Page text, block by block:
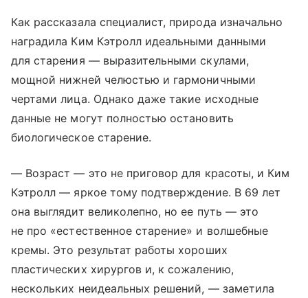
Как рассказала специалист, природа изначально
наградила Ким Кэтролл идеальными данными
для старения — выразительными скулами,
мощной нижней челюстью и гармоничными
чертами лица. Однако даже такие исходные
данные не могут полностью остановить
биологическое старение.
— Возраст — это не приговор для красоты, и Ким
Кэтролл — яркое тому подтверждение. В 69 лет
она выглядит великолепно, но ее путь — это
не про «естественное старение» и волшебные
кремы. Это результат работы хороших
пластических хирургов и, к сожалению,
нескольких неидеальных решений, — заметила